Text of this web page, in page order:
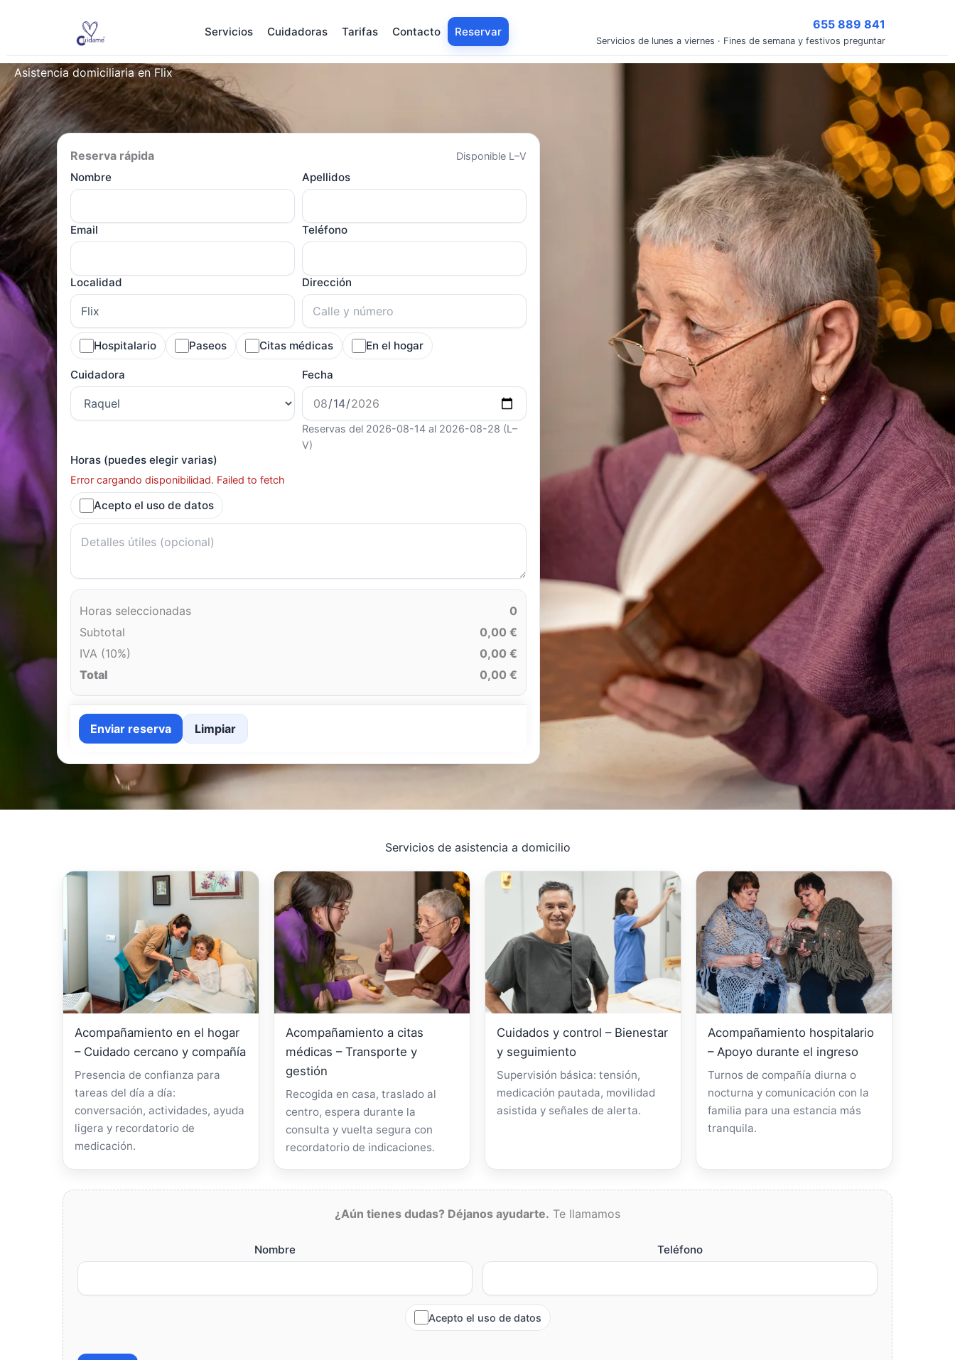
Servicios Cuidadoras Tarifas Contacto Reservar
655 889 841
Servicios de lunes a viernes · Fines de semana y festivos preguntar
Asistencia domiciliaria en Flix
Reserva rápida Disponible L–V
Nombre Apellidos
Email Teléfono
Localidad Dirección
Hospitalario Paseos Citas médicas En el hogar
Cuidadora Fecha
Reservas del 2026-08-14 al 2026-08-28 (L–
V)
Horas (puedes elegir varias)
Error cargando disponibilidad. Failed to fetch
Acepto el uso de datos
Horas seleccionadas
0
Subtotal
0,00 €
IVA (10%)
0,00 €
Total
0,00 €
Enviar reserva Limpiar
Servicios de asistencia a domicilio
Acompañamiento en el hogar
– Cuidado cercano y compañía
Presencia de confianza para
tareas del día a día:
conversación, actividades, ayuda
ligera y recordatorio de
medicación.
Acompañamiento a citas
médicas – Transporte y
gestión
Recogida en casa, traslado al
centro, espera durante la
consulta y vuelta segura con
recordatorio de indicaciones.
Cuidados y control – Bienestar
y seguimiento
Supervisión básica: tensión,
medicación pautada, movilidad
asistida y señales de alerta.
Acompañamiento hospitalario
– Apoyo durante el ingreso
Turnos de compañía diurna o
nocturna y comunicación con la
familia para una estancia más
tranquila.
¿Aún tienes dudas? Déjanos ayudarte. Te llamamos
Nombre Teléfono
Acepto el uso de datos